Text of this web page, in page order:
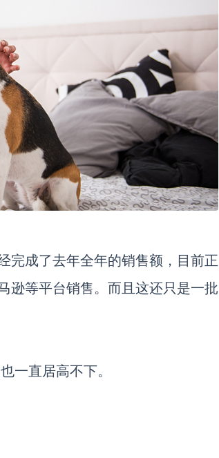
完成了去年全年的销售额，目前正
逊等平台销售。而且这还只是一批
一直居高不下。